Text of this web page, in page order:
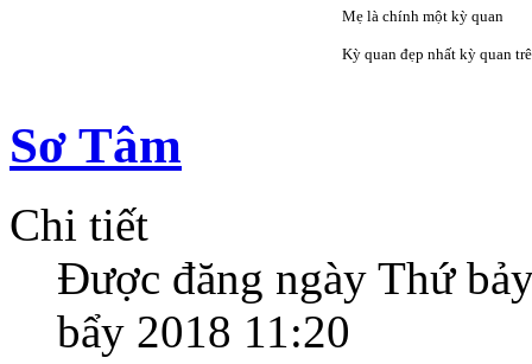
Mẹ là chính một kỳ quan
Kỳ quan đẹp nhất kỳ quan
Sơ Tâm
Chi tiết
Được đăng ngày Thứ
bẩy 2018 11:20